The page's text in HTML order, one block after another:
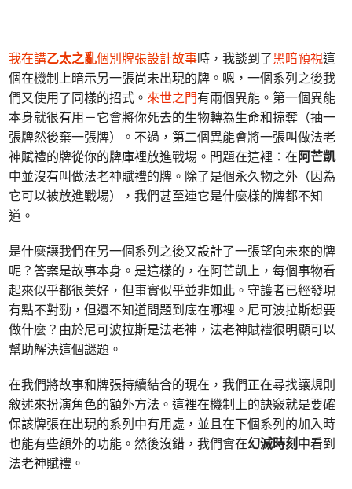
我在講乙太之亂個別牌張設計故事時，我談到了黑暗預視這
個在機制上暗示另一張尚未出現的牌。嗯，一個系列之後我
們又使用了同樣的招式。 來世之門有兩個異能。第一個異能
本身就很有用－它會將你死去的生物轉為生命和掠奪（抽一
張牌然後棄一張牌）。不過，第二個異能會將一張叫做法老
神賦禮的牌從你的牌庫裡放進戰場。問題在這裡：在阿芒凱
中並沒有叫做法老神賦禮的牌。除了是個永久物之外（因為
它可以被放進戰場），我們甚至連它是什麼樣的牌都不知
道。
是什麼讓我們在另一個系列之後又設計了一張望向未來的牌
呢？答案是故事本身。是這樣的，在阿芒凱上，每個事物看
起來似乎都很美好，但事實似乎並非如此。守護者已經發現
有點不對勁，但還不知道問題到底在哪裡。尼可波拉斯想要
做什麼？由於尼可波拉斯是法老神，法老神賦禮很明顯可以
幫助解決這個謎題。
在我們將故事和牌張持續結合的現在，我們正在尋找讓規則
敘述來扮演角色的額外方法。這裡在機制上的訣竅就是要確
保該牌張在出現的系列中有用處，並且在下個系列的加入時
也能有些額外的功能。然後沒錯，我們會在幻滅時刻中看到
法老神賦禮。